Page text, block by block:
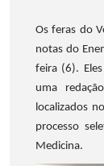
Os feras do
notas do
feira (6).
uma
localizados
processo
Medicina.